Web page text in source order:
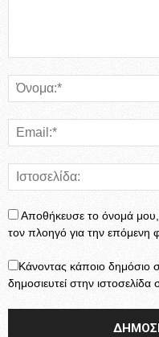
Αποθήκευσε το όνομά
τον πλοηγό για την
Κάνοντας κάποιο δημόσιο
δημοσιευτεί στην ιστοσελίδα